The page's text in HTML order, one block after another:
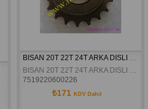
7519220600226
₺171 KDV Dahil